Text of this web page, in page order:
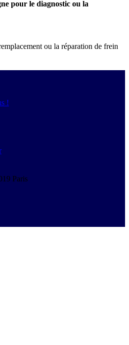
pour le diagnostic ou la
ou la réparation de frein
!
Paris